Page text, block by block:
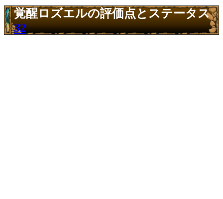
覚醒ロズエルの評価点とステータス
32